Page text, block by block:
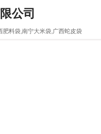
公司
肥料袋,南宁大米袋,广西蛇皮袋